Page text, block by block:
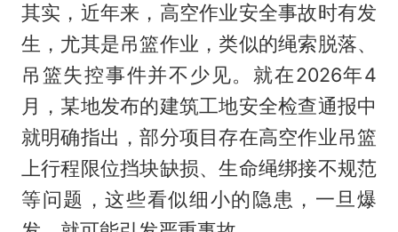
其实，近年来，高空作业安全事故时有发
生，尤其是吊篮作业，类似的绳索脱落、
吊篮失控事件并不少见。就在2026年4
月，某地发布的建筑工地安全检查通报中
就明确指出，部分项目存在高空作业吊篮
上行程限位挡块缺损、生命绳绑接不规范
等问题，这些看似细小的隐患，一旦爆